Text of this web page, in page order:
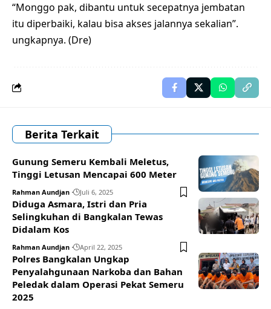
“Monggo pak, dibantu untuk secepatnya jembatan
itu diperbaiki, kalau bisa akses jalannya sekalian”.
ungkapnya. (Dre)
Berita Terkait
Gunung Semeru Kembali Meletus,
Tinggi Letusan Mencapai 600 Meter
Rahman Aundjan Juli 6, 2025
Diduga Asmara, Istri dan Pria
Selingkuhan di Bangkalan Tewas
Didalam Kos
Rahman Aundjan April 22, 2025
Polres Bangkalan Ungkap
Penyalahgunaan Narkoba dan Bahan
Peledak dalam Operasi Pekat Semeru
2025